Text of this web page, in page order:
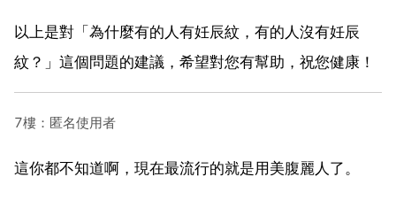
以上是對「為什麼有的人有妊辰紋，有的人沒有妊辰
紋？」這個問題的建議，希望對您有幫助，祝您健康！
7樓：匿名使用者
這你都不知道啊，現在最流行的就是用美腹麗人了。